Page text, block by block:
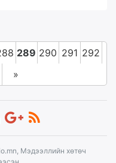
289 290 291 292
»
Мэдээллийн хөтөч